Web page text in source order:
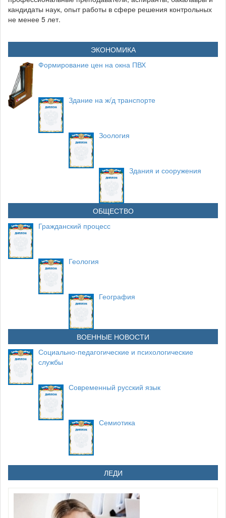
кандидаты наук, опыт работы в сфере решения контрольных
не менее 5 лет.
ЭКОНОМИКА
Формирование цен на окна ПВХ
Здание на ж/д транспорте
Зоология
Здания и сооружения
ОБЩЕСТВО
Гражданский процесс
Геология
География
ВОЕННЫЕ НОВОСТИ
Социально-педагогические и психологические
службы
Современный русский язык
Семиотика
ЛЕДИ